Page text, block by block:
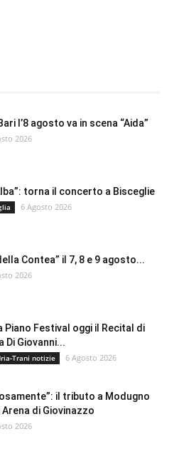
l’8 agosto va in scena “Aida”
2026
torna il concerto a Bisceglie
6 Agosto 2026
Contea” il 7, 8 e 9 agosto...
2026
Piano Festival oggi il Recital di
Di Giovanni...
Trani notizie 6 Agosto 2026
il tributo a Modugno
Arena di Giovinazzo
2026